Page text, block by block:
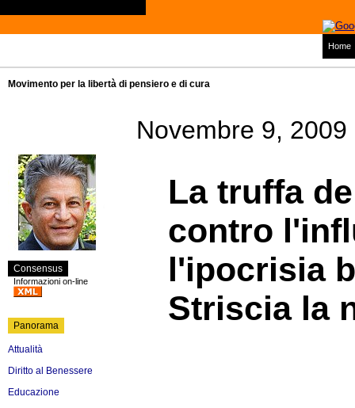
Home
Movimento per la libertà di pensiero e di cura
Consensus
Informazioni on-line
Panorama
Attualità
Diritto al Benessere
Educazione
Novembre 9, 2009
La truffa
contro
l'ipocrisia
Striscia la